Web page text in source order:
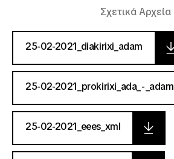
Σχετικά Αρχεία
25-02-2021_diakirixi_adam
25-02-2021_prokirixi_ada_-_adam
25-02-2021_eees_xml